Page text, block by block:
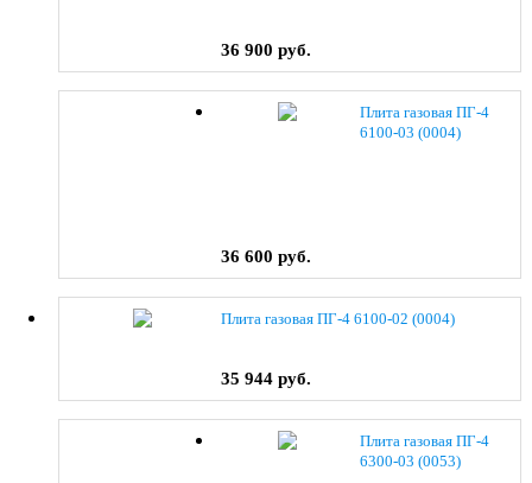
36 900 руб.
Плита газовая ПГ-4
6100-03 (0004)
36 600 руб.
Плита газовая ПГ-4 6100-02 (0004)
35 944 руб.
Плита газовая ПГ-4
6300-03 (0053)